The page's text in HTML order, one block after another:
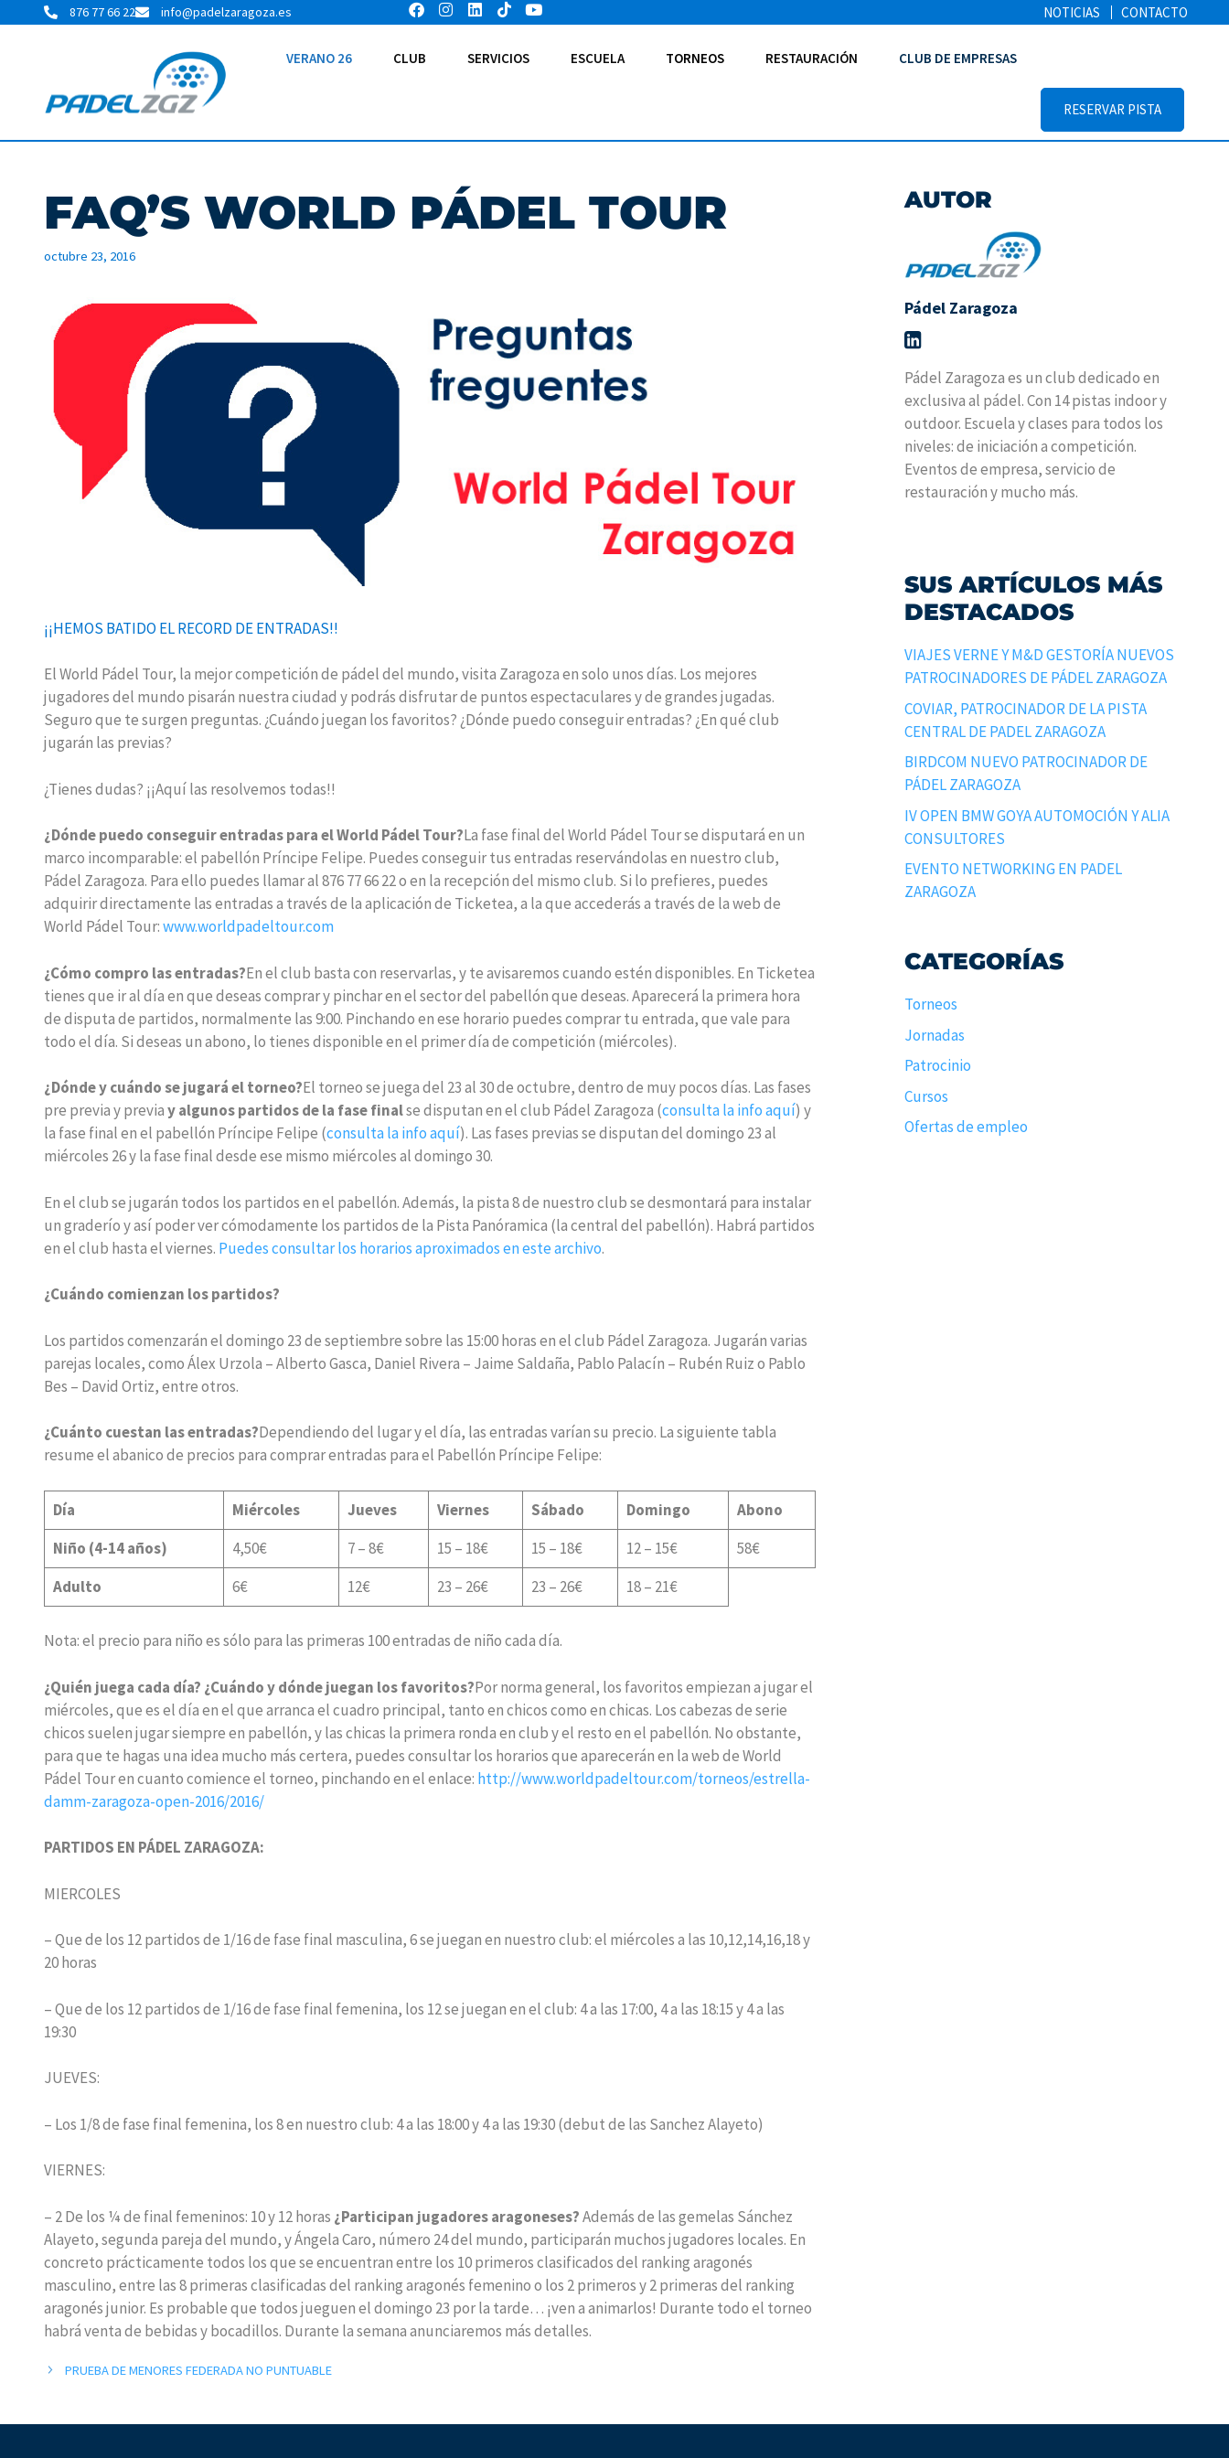
876 77 66 22 info@padelzaragoza.es NOTICIAS CONTACTO
VERANO 26 CLUB SERVICIOS ESCUELA TORNEOS RESTAURACIÓN CLUB DE EMPRESAS
RESERVAR PISTA
FAQ’S WORLD PÁDEL TOUR
octubre 23, 2016
¡¡HEMOS BATIDO EL RECORD DE ENTRADAS!!
El World Pádel Tour, la mejor competición de pádel del mundo, visita Zaragoza en solo unos días. Los mejores
jugadores del mundo pisarán nuestra ciudad y podrás disfrutar de puntos espectaculares y de grandes jugadas.
Seguro que te surgen preguntas. ¿Cuándo juegan los favoritos? ¿Dónde puedo conseguir entradas? ¿En qué club
jugarán las previas?
¿Tienes dudas? ¡¡Aquí las resolvemos todas!!
¿Dónde puedo conseguir entradas para el World Pádel Tour?La fase final del World Pádel Tour se disputará en un
marco incomparable: el pabellón Príncipe Felipe. Puedes conseguir tus entradas reservándolas en nuestro club,
Pádel Zaragoza. Para ello puedes llamar al 876 77 66 22 o en la recepción del mismo club. Si lo prefieres, puedes
adquirir directamente las entradas a través de la aplicación de Ticketea, a la que accederás a través de la web de
World Pádel Tour:www.worldpadeltour.com
¿Cómo compro las entradas?En el club basta con reservarlas, y te avisaremos cuando estén disponibles. En Ticketea
tienes que ir al día en que deseas comprar y pinchar en el sector del pabellón que deseas. Aparecerá la primera hora
de disputa de partidos, normalmente las 9:00. Pinchando en ese horario puedes comprar tu entrada, que vale para
todo el día. Si deseas un abono, lo tienes disponible en el primer día de competición (miércoles).
¿Dónde y cuándo se jugará el torneo?El torneo se juega del 23 al 30 de octubre, dentro de muy pocos días. Las fases
pre previa y previay algunos partidos de la fase finalse disputan en el club Pádel Zaragoza (consulta la info aquí) y
la fase final en el pabellón Príncipe Felipe (consulta la info aquí). Las fases previas se disputan del domingo 23 al
miércoles 26 y la fase final desde ese mismo miércoles al domingo 30.
En el club se jugarán todos los partidos en el pabellón. Además, la pista 8 de nuestro club se desmontará para instalar
un graderío y así poder ver cómodamente los partidos de la Pista Panóramica (la central del pabellón). Habrá partidos
en el club hasta el viernes. Puedes consultar los horarios aproximados en este archivo.
¿Cuándo comienzan los partidos?
Los partidos comenzarán el domingo 23 de septiembre sobre las 15:00 horas en el club Pádel Zaragoza. Jugarán varias
parejas locales, como Álex Urzola – Alberto Gasca, Daniel Rivera – Jaime Saldaña, Pablo Palacín – Rubén Ruiz o Pablo
Bes – David Ortiz, entre otros.
¿Cuánto cuestan las entradas?Dependiendo del lugar y el día, las entradas varían su precio. La siguiente tabla
resume el abanico de precios para comprar entradas para el Pabellón Príncipe Felipe:
Día Miércoles Jueves Viernes Sábado Domingo
Abono
Niño (4-14 años)
4,50€ 7 – 8€ 15 – 18€ 15 – 18€ 12 – 15€
58€
Adulto
6€ 12€ 23 – 26€ 23 – 26€ 18 – 21€
Nota: el precio para niño es sólo para las primeras 100 entradas de niño cada día.
¿Quién juega cada día? ¿Cuándo y dónde juegan los favoritos?Por norma general, los favoritos empiezan a jugar el
miércoles, que es el día en el que arranca el cuadro principal, tanto en chicos como en chicas. Los cabezas de serie
chicos suelen jugar siempre en pabellón, y las chicas la primera ronda en club y el resto en el pabellón. No obstante,
para que te hagas una idea mucho más certera, puedes consultar los horarios que aparecerán en la web de World
Pádel Tour en cuanto comience el torneo, pinchando en el enlace: http://www.worldpadeltour.com/torneos/estrella-
damm-zaragoza-open-2016/2016/
PARTIDOS EN PÁDEL ZARAGOZA:
MIERCOLES
– Que de los 12 partidos de 1/16 de fase final masculina, 6 se juegan en nuestro club: el miércoles a las 10,12,14,16,18 y
20 horas
– Que de los 12 partidos de 1/16 de fase final femenina, los 12 se juegan en el club: 4 a las 17:00, 4 a las 18:15 y 4 a las
19:30
JUEVES:
– Los 1/8 de fase final femenina, los 8 en nuestro club: 4 a las 18:00 y 4 a las 19:30 (debut de las Sanchez Alayeto)
VIERNES:
– 2 De los ¼ de final femeninos: 10 y 12 horas ¿Participan jugadores aragoneses?Además de las gemelas Sánchez
Alayeto, segunda pareja del mundo, y Ángela Caro, número 24 del mundo, participarán muchos jugadores locales. En
concreto prácticamente todos los que se encuentran entre los 10 primeros clasificados del ranking aragonés
masculino, entre las 8 primeras clasificadas del ranking aragonés femenino o los 2 primeros y 2 primeras del ranking
aragonés junior. Es probable que todos jueguen el domingo 23 por la tarde… ¡ven a animarlos! Durante todo el torneo
habrá venta de bebidas y bocadillos. Durante la semana anunciaremos más detalles.
PRUEBA DE MENORES FEDERADA NO PUNTUABLE
AUTOR
Pádel Zaragoza
Pádel Zaragoza es un club dedicado en
exclusiva al pádel. Con 14 pistas indoor y
outdoor. Escuela y clases para todos los
niveles: de iniciación a competición.
Eventos de empresa, servicio de
restauración y mucho más.
SUS ARTÍCULOS MÁS
DESTACADOS
VIAJES VERNE Y M&D GESTORÍA NUEVOS
PATROCINADORES DE PÁDEL ZARAGOZA
COVIAR, PATROCINADOR DE LA PISTA
CENTRAL DE PADEL ZARAGOZA
BIRDCOM NUEVO PATROCINADOR DE
PÁDEL ZARAGOZA
IV OPEN BMW GOYA AUTOMOCIÓN Y ALIA
CONSULTORES
EVENTO NETWORKING EN PADEL
ZARAGOZA
CATEGORÍAS
Torneos
Jornadas
Patrocinio
Cursos
Ofertas de empleo